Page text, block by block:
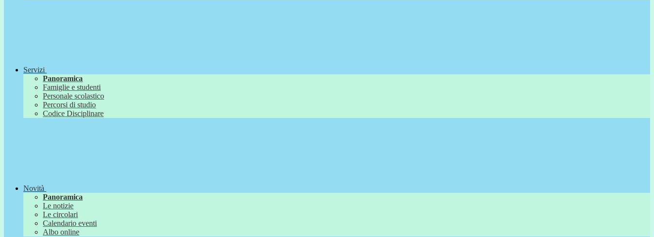
Servizi
Panoramica
Famiglie e studenti
Personale scolastico
Percorsi di studio
Codice Disciplinare
Novità
Panoramica
Le notizie
Le circolari
Calendario eventi
Albo online